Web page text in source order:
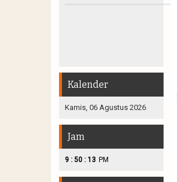
Kalender
Kamis, 06 Agustus 2026
Jam
9 : 50 : 15 PM